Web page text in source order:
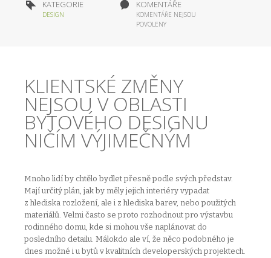
KATEGORIE
DESIGN
KOMENTÁŘE
KOMENTÁŘE NEJSOU
POVOLENY
KLIENTSKÉ ZMĚNY
NEJSOU V OBLASTI
BYTOVÉHO DESIGNU
NIČÍM VÝJIMEČNÝM
Mnoho lidí by chtělo bydlet přesně podle svých představ.
Mají určitý plán, jak by měly jejich interiéry vypadat
z hlediska rozložení, ale i z hlediska barev, nebo použitých
materiálů. Velmi často se proto rozhodnout pro výstavbu
rodinného domu, kde si mohou vše naplánovat do
posledního detailu. Málokdo ale ví, že něco podobného je
dnes možné i u bytů v kvalitních developerských projektech.